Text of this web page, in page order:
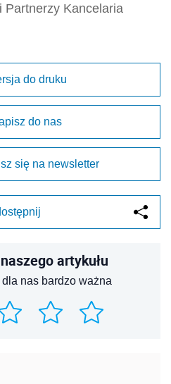
Partnerzy Kancelaria
do druku
do nas
się na newsletter
artykułu
nas bardzo ważna